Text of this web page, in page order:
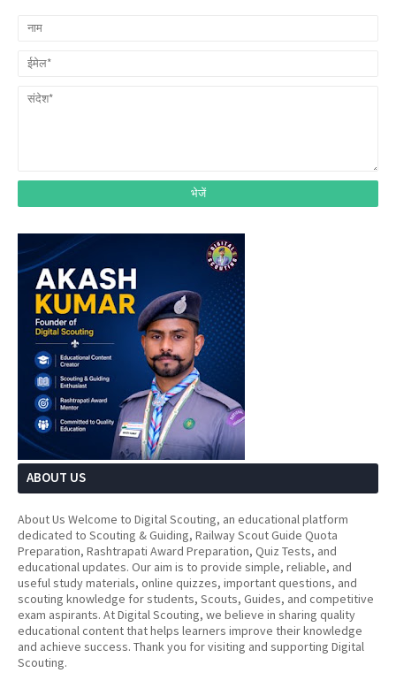
ABOUT US
About Us Welcome to Digital Scouting, an educational platform
dedicated to Scouting & Guiding, Railway Scout Guide Quota
Preparation, Rashtrapati Award Preparation, Quiz Tests, and
educational updates. Our aim is to provide simple, reliable, and
useful study materials, online quizzes, important questions, and
scouting knowledge for students, Scouts, Guides, and competitive
exam aspirants. At Digital Scouting, we believe in sharing quality
educational content that helps learners improve their knowledge
and achieve success. Thank you for visiting and supporting Digital
Scouting.